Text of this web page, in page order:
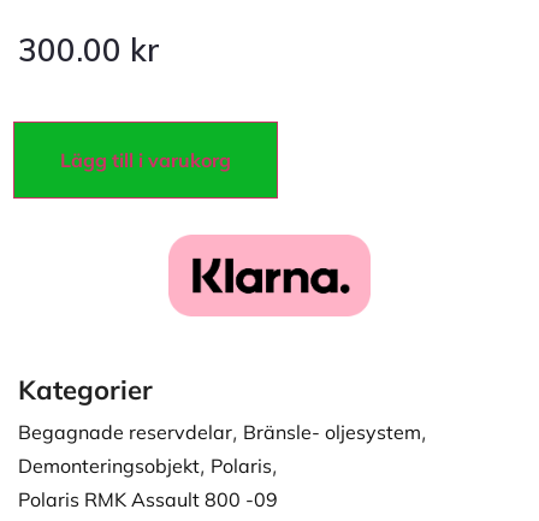
300.00 kr
Lägg till i varukorg
Kategorier
Begagnade reservdelar, Bränsle- oljesystem,
Demonteringsobjekt, Polaris,
Polaris RMK Assault 800 -09